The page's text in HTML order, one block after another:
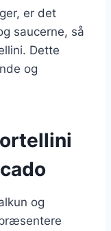
er det
saucerne, så
Dette
og
og